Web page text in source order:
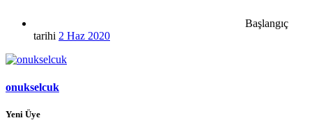
Başlangıç
tarihi 2 Haz 2020
onukselcuk
Yeni Üye